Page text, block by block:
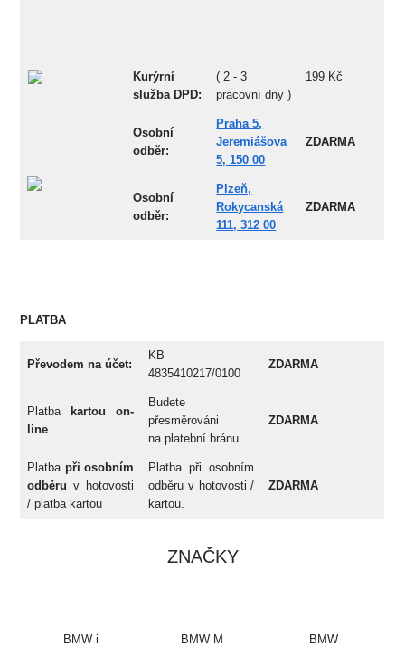
Kurýrní
služba DPD:
( 2 - 3
pracovní dny )
199 Kč
Osobní
odběr:
Praha 5,
Jeremiášova
5, 150 00
ZDARMA
Osobní
odběr:
Plzeň,
Rokycanská
111, 312 00
ZDARMA
PLATBA
Převodem na účet:
KB
4835410217/0100
ZDARMA
Platba
kartou on-
line
Budete
přesměrováni
na platební bránu.
ZDARMA
Platba při osobním
odběruv hotovosti
/ platba kartou
Platba při osobním
odběru v hotovosti /
kartou.
ZDARMA
ZNAČKY
BMW i BMW M BMW